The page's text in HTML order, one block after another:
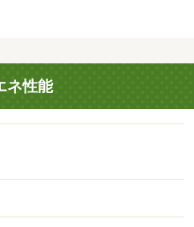
ネ性能